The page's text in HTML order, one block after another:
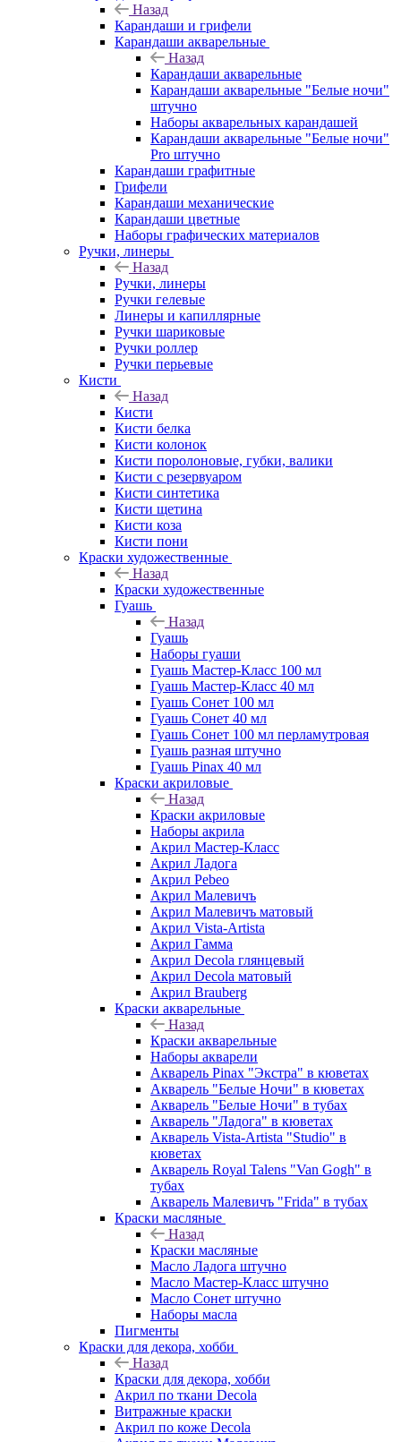
Назад
Карандаши и грифели
Карандаши акварельные
Назад
Карандаши акварельные
Карандаши акварельные "Белые ночи"
штучно
Наборы акварельных карандашей
Карандаши акварельные "Белые ночи"
Pro штучно
Карандаши графитные
Грифели
Карандаши механические
Карандаши цветные
Наборы графических материалов
Ручки, линеры
Назад
Ручки, линеры
Ручки гелевые
Линеры и капиллярные
Ручки шариковые
Ручки роллер
Ручки перьевые
Кисти
Назад
Кисти
Кисти белка
Кисти колонок
Кисти поролоновые, губки, валики
Кисти с резервуаром
Кисти синтетика
Кисти щетина
Кисти коза
Кисти пони
Краски художественные
Назад
Краски художественные
Гуашь
Назад
Гуашь
Наборы гуаши
Гуашь Мастер-Класс 100 мл
Гуашь Мастер-Класс 40 мл
Гуашь Сонет 100 мл
Гуашь Сонет 40 мл
Гуашь Сонет 100 мл перламутровая
Гуашь разная штучно
Гуашь Pinax 40 мл
Краски акриловые
Назад
Краски акриловые
Наборы акрила
Акрил Мастер-Класс
Акрил Ладога
Акрил Pebeo
Акрил Малевичъ
Акрил Малевичъ матовый
Акрил Vista-Artista
Акрил Гамма
Акрил Decola глянцевый
Акрил Decola матовый
Акрил Brauberg
Краски акварельные
Назад
Краски акварельные
Наборы акварели
Акварель Pinax "Экстра" в кюветах
Акварель "Белые Ночи" в кюветах
Акварель "Белые Ночи" в тубах
Акварель "Ладога" в кюветах
Акварель Vista-Artista "Studio" в
кюветах
Акварель Royal Talens "Van Gogh" в
тубах
Акварель Малевичъ "Frida" в тубах
Краски масляные
Назад
Краски масляные
Масло Ладога штучно
Масло Мастер-Класс штучно
Масло Сонет штучно
Наборы масла
Пигменты
Краски для декора, хобби
Назад
Краски для декора, хобби
Акрил по ткани Decola
Витражные краски
Акрил по коже Decola